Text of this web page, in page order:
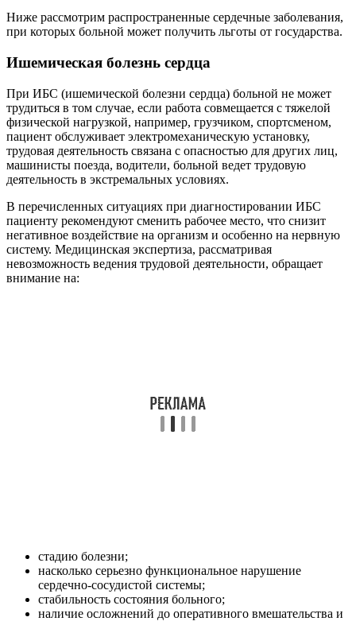
Ниже рассмотрим распространенные сердечные заболевания,
при которых больной может получить льготы от государства.
Ишемическая болезнь сердца
При ИБС (ишемической болезни сердца) больной не может
трудиться в том случае, если работа совмещается с тяжелой
физической нагрузкой, например, грузчиком, спортсменом,
пациент обслуживает электромеханическую установку,
трудовая деятельность связана с опасностью для других лиц,
машинисты поезда, водители, больной ведет трудовую
деятельность в экстремальных условиях.
В перечисленных ситуациях при диагностировании ИБС
пациенту рекомендуют сменить рабочее место, что снизит
негативное воздействие на организм и особенно на нервную
систему. Медицинская экспертиза, рассматривая
невозможность ведения трудовой деятельности, обращает
внимание на:
стадию болезни;
насколько серьезно функциональное нарушение
сердечно-сосудистой системы;
стабильность состояния больного;
наличие осложнений до оперативного вмешательства и